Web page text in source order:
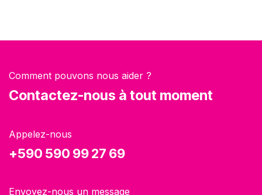
Comment pouvons nous aider ?
Contactez-nous à tout moment
Appelez-nous
+590 590 99 27 69
Envoyez-nous un message